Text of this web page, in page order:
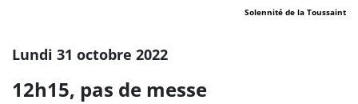
Solennité de la Toussaint
Lundi 31 octobre 2022
12h15, pas de messe